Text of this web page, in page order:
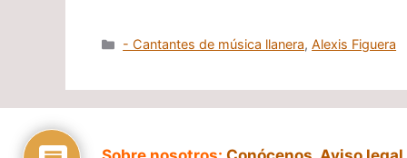
Categorías
- Cantantes de música llanera,Alexis Figuera